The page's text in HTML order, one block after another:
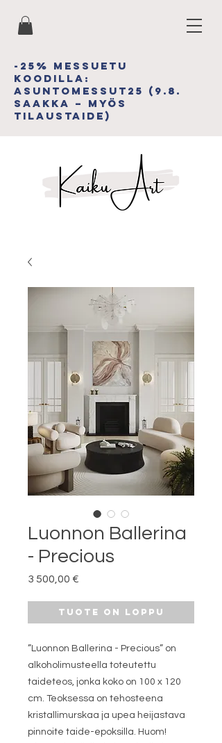
-25% MESSUETU
koodiLLA:
asuntomessut25 (9.8.
saakka – myös
tilAUSTAIDE)
Luonnon Ballerina
- Precious
3 500,00 €
Tuote on loppu
”Luonnon Ballerina - Precious” on
alkoholimusteella toteutettu
taideteos, jonka koko on 100 x 120
cm. Teoksessa on tehosteena
kristallimurskaa ja upea heijastava
pinnoite taide-epoksilla. Huom!